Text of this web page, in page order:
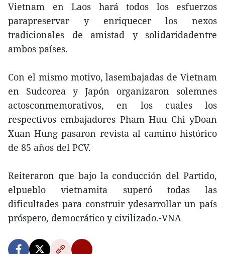
Vietnam en Laos hará todos los esfuerzos
parapreservar y enriquecer los nexos
tradicionales de amistad y solidaridadentre
ambos países.
Con el mismo motivo, lasembajadas de Vietnam
en Sudcorea y Japón organizaron solemnes
actosconmemorativos, en los cuales los
respectivos embajadores Pham Huu Chi yDoan
Xuan Hung pasaron revista al camino histórico
de 85 años del PCV.
Reiteraron que bajo la conducción del Partido,
elpueblo vietnamita superó todas las
dificultades para construir ydesarrollar un país
próspero, democrático y civilizado.-VNA